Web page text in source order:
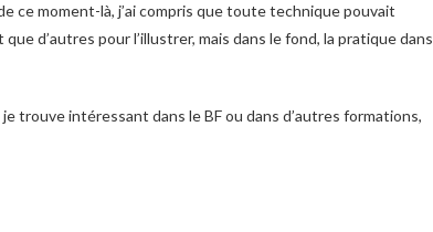
ce moment-là, j’ai compris que toute technique pouvait
d’autres pour l’illustrer, mais dans le fond, la pratique dans
trouve intéressant dans le BF ou dans d’autres formations,